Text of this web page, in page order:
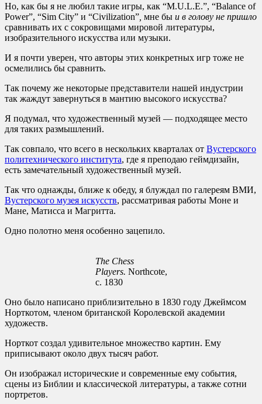
Но, как бы я не любил такие игры, как “M.U.L.E.”, “Balance of
Power”, “Sim City” и “Civilization” мне бы и в голову не пришло
сравнивать их с сокровищами мировой литературы,
изобразительного искусства или музыки.
И я почти уверен, что авторы этих конкретных игр тоже не
осмелились бы сравнить.
Так почему же некоторые представители нашей индустрии
так жаждут завернуться в мантию высокого искусства?
Я подумал, что художественный музей — подходящее место
для таких размышлений.
Так совпало, что всего в нескольких кварталах от Вустерского
политехнического института, где я преподаю геймдизайн,
есть замечательный художественный музей.
Так что однажды, ближе к обеду, я блуждал по галереям ВМИ,
Вустерского музея искусств, рассматривая работы Моне и
Мане, Матисса и Магритта.
Одно полотно меня особенно зацепило.
The Chess
Players. Northcote,
c. 1830
Оно было написано приблизительно в 1830 году Джеймсом
Норткотом, членом британской Королевской академии
художеств.
Норткот создал удивительное множество картин. Ему
приписывают около двух тысяч работ.
Он изображал исторические и современные ему события,
сцены из Библии и классической литературы, а также сотни
портретов.